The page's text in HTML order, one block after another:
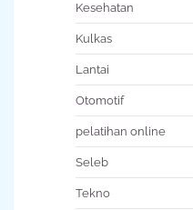
Kesehatan
Kulkas
Lantai
Otomotif
pelatihan online
Seleb
Tekno